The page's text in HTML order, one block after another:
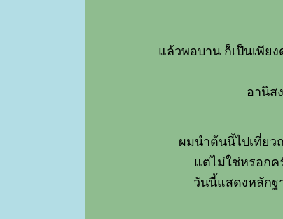
ล้วพอบาน ก็เป็นเพีย
อานิส
ผมนำต้นนี้ไปเที่ย
ต่ไม่ใช่หรอกค
วันนี้แสดงหลักฐ